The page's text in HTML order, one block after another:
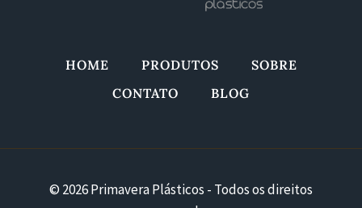
HOME PRODUTOS
SOBRE
CONTATO
BLOG
© 2026 Primavera Plásticos - Todos os direitos